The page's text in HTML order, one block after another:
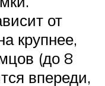
от
крупнее,
(до 8
впереди,